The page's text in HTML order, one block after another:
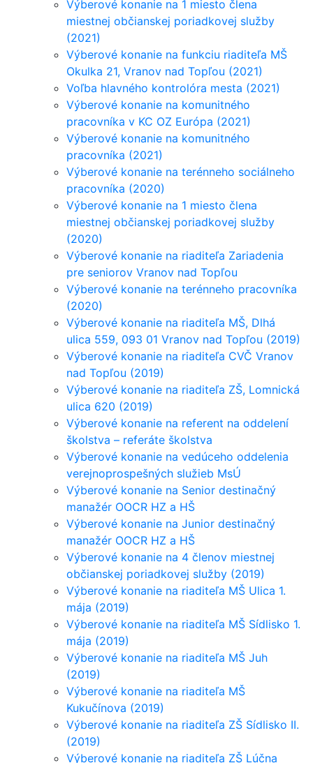
Výberové konanie na 1 miesto člena
miestnej občianskej poriadkovej služby
(2021)
Výberové konanie na funkciu riaditeľa MŠ
Okulka 21, Vranov nad Topľou (2021)
Voľba hlavného kontrolóra mesta (2021)
Výberové konanie na komunitného
pracovníka v KC OZ Európa (2021)
Výberové konanie na komunitného
pracovníka (2021)
Výberové konanie na terénneho sociálneho
pracovníka (2020)
Výberové konanie na 1 miesto člena
miestnej občianskej poriadkovej služby
(2020)
Výberové konanie na riaditeľa Zariadenia
pre seniorov Vranov nad Topľou
Výberové konanie na terénneho pracovníka
(2020)
Výberové konanie na riaditeľa MŠ, Dlhá
ulica 559, 093 01 Vranov nad Topľou (2019)
Výberové konanie na riaditeľa CVČ Vranov
nad Topľou (2019)
Výberové konanie na riaditeľa ZŠ, Lomnická
ulica 620 (2019)
Výberové konanie na referent na oddelení
školstva – referáte školstva
Výberové konanie na vedúceho oddelenia
verejnoprospešných služieb MsÚ
Výberové konanie na Senior destinačný
manažér OOCR HZ a HŠ
Výberové konanie na Junior destinačný
manažér OOCR HZ a HŠ
Výberové konanie na 4 členov miestnej
občianskej poriadkovej služby (2019)
Výberové konanie na riaditeľa MŠ Ulica 1.
mája (2019)
Výberové konanie na riaditeľa MŠ Sídlisko 1.
mája (2019)
Výberové konanie na riaditeľa MŠ Juh
(2019)
Výberové konanie na riaditeľa MŠ
Kukučínova (2019)
Výberové konanie na riaditeľa ZŠ Sídlisko II.
(2019)
Výberové konanie na riaditeľa ZŠ Lúčna